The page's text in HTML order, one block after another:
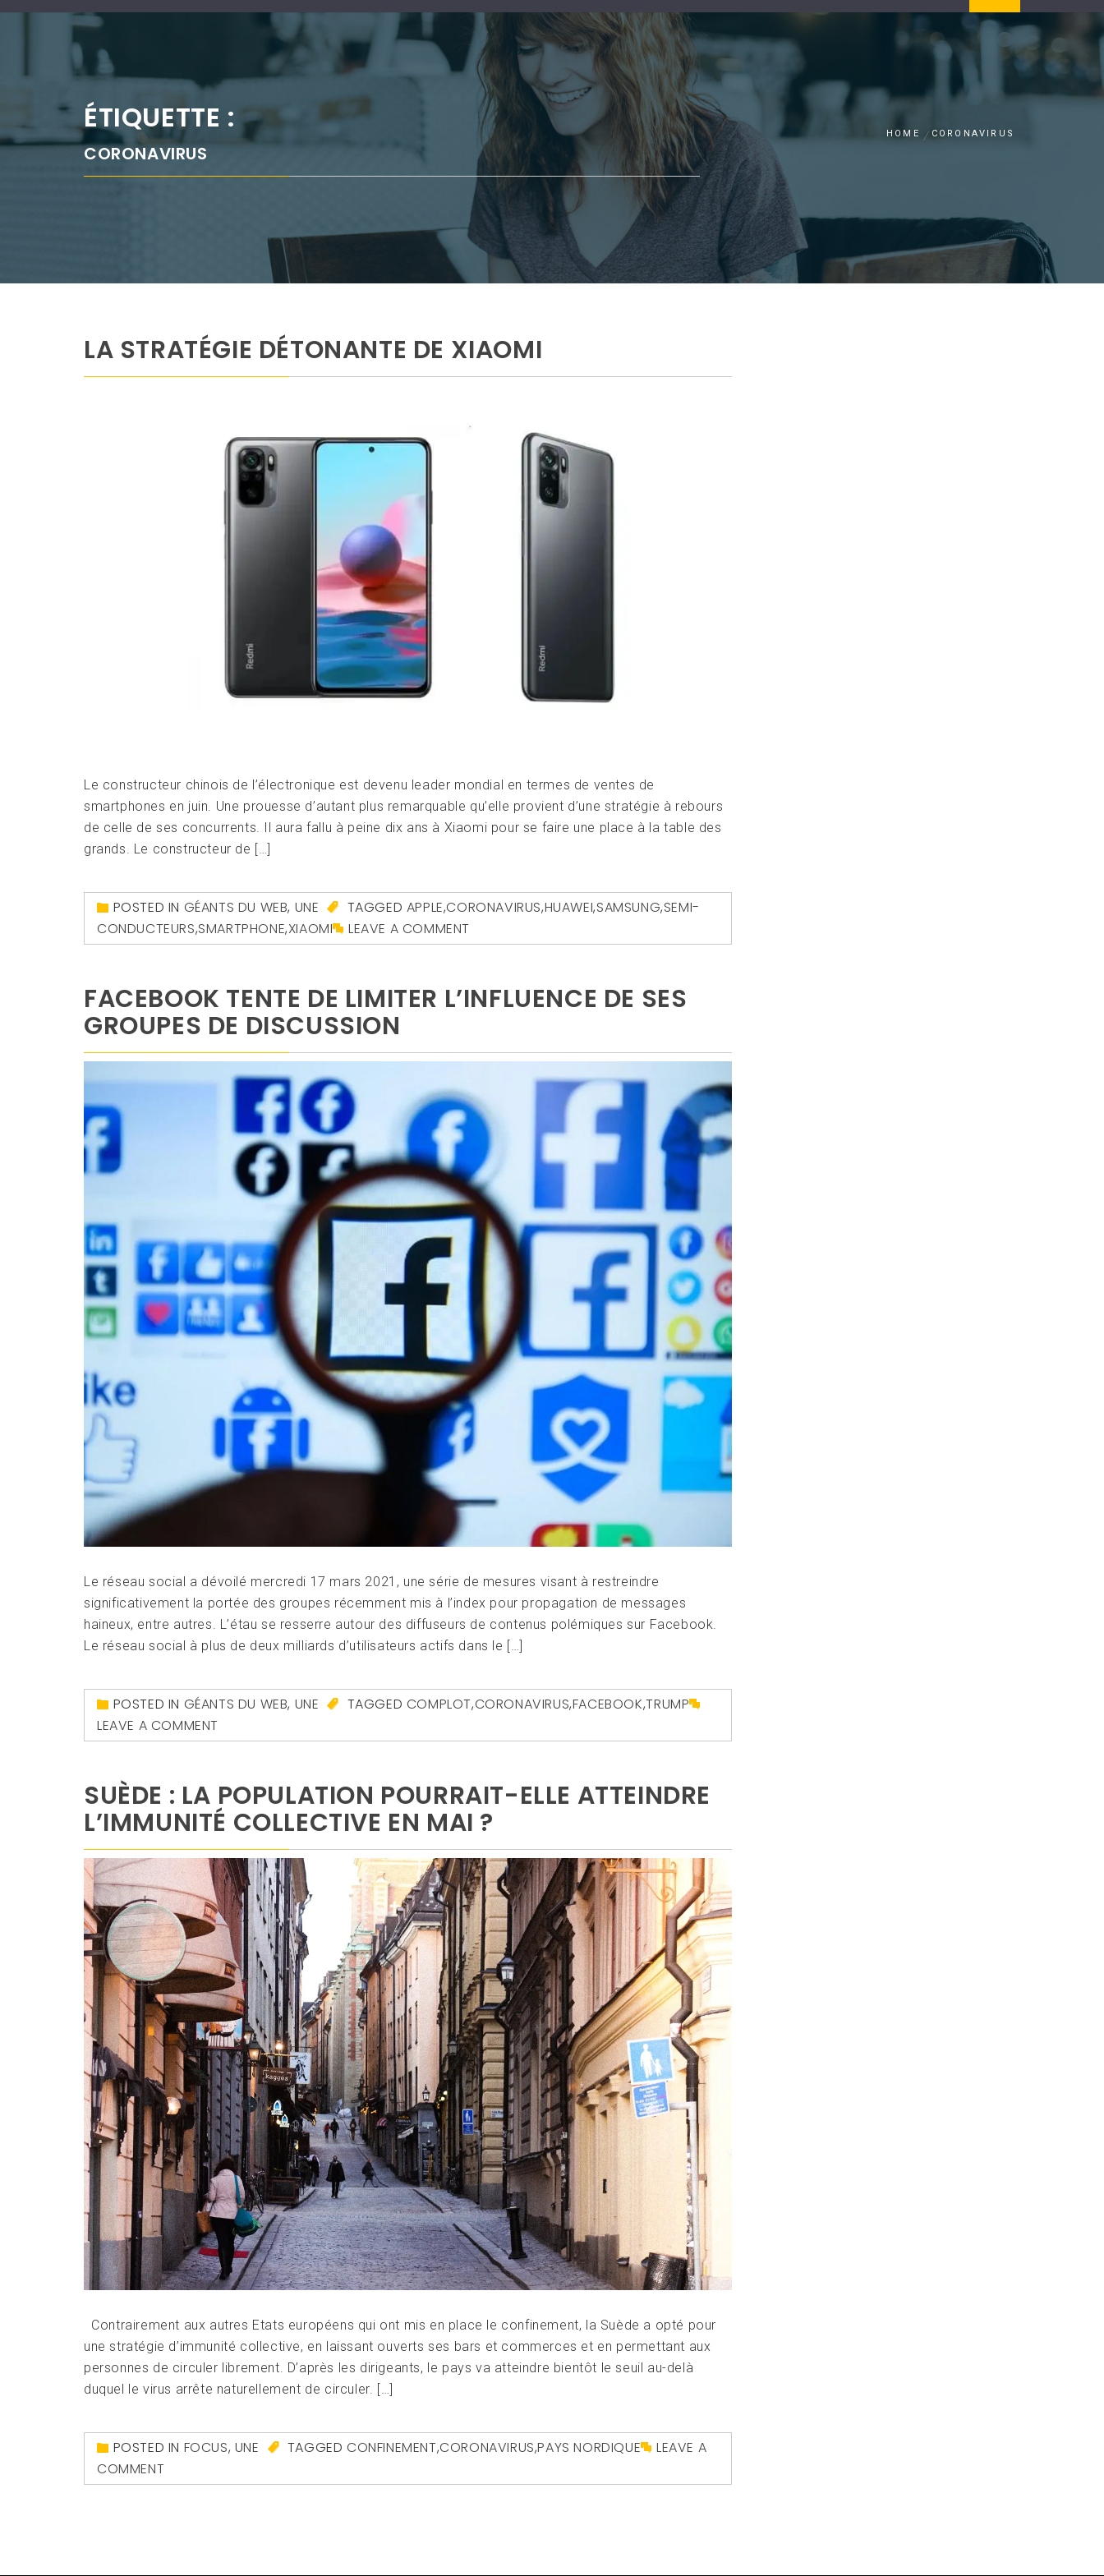
ÉTIQUETTE :
CORONAVIRUS
HOME CORONAVIRUS
LA STRATÉGIE DÉTONANTE DE XIAOMI
Le constructeur chinois de l’électronique est devenu leader mondial en termes de ventes de
smartphones en juin. Une prouesse d’autant plus remarquable qu’elle provient d’une stratégie à rebours
de celle de ses concurrents. Il aura fallu à peine dix ans à Xiaomi pour se faire une place à la table des
grands. Le constructeur de […]
POSTED IN GÉANTS DU WEB, UNE TAGGED APPLE,CORONAVIRUS,HUAWEI,SAMSUNG,SEMI-
CONDUCTEURS,SMARTPHONE,XIAOMI LEAVE A COMMENT
FACEBOOK TENTE DE LIMITER L’INFLUENCE DE SES
GROUPES DE DISCUSSION
Le réseau social a dévoilé mercredi 17 mars 2021, une série de mesures visant à restreindre
significativement la portée des groupes récemment mis à l’index pour propagation de messages
haineux, entre autres. L’étau se resserre autour des diffuseurs de contenus polémiques sur Facebook.
Le réseau social à plus de deux milliards d’utilisateurs actifs dans le […]
POSTED IN GÉANTS DU WEB, UNE TAGGED COMPLOT,CORONAVIRUS,FACEBOOK,TRUMP
LEAVE A COMMENT
SUÈDE : LA POPULATION POURRAIT-ELLE ATTEINDRE
L’IMMUNITÉ COLLECTIVE EN MAI ?
Contrairement aux autres Etats européens qui ont mis en place le confinement, la Suède a opté pour
une stratégie d’immunité collective, en laissant ouverts ses bars et commerces et en permettant aux
personnes de circuler librement. D’après les dirigeants, le pays va atteindre bientôt le seuil au-delà
duquel le virus arrête naturellement de circuler. […]
POSTED IN FOCUS, UNE TAGGEDCONFINEMENT,CORONAVIRUS,PAYS NORDIQUE
LEAVE A
COMMENT